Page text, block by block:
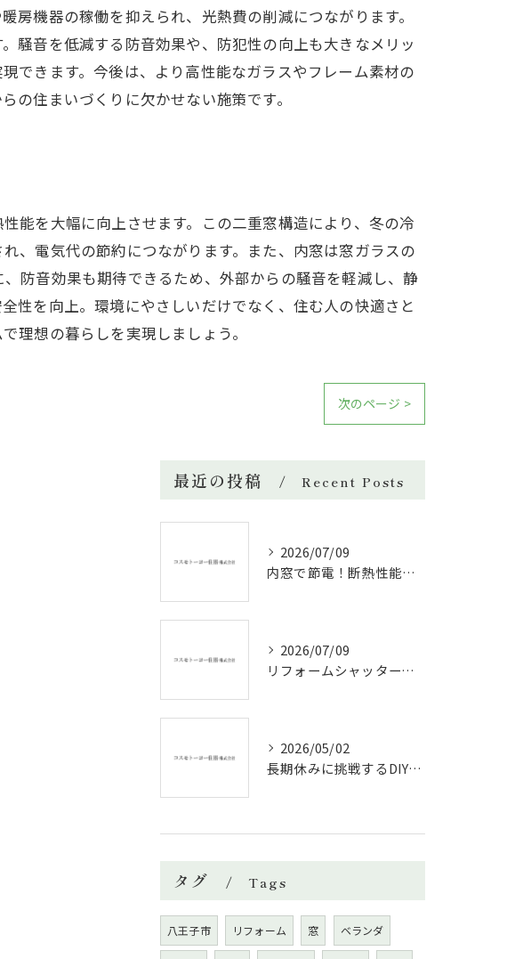
機器の稼働を抑えられ、光熱費の削減につながります。
騒音を低減する防音効果や、防犯性の向上も大きなメリッ
できます。今後は、より高性能なガラスやフレーム素材の
の住まいづくりに欠かせない施策です。
能を大幅に向上させます。この二重窓構造により、冬の冷
、電気代の節約につながります。また、内窓は窓ガラスの
防音効果も期待できるため、外部からの騒音を軽減し、静
性を向上。環境にやさしいだけでなく、住む人の快適さと
理想の暮らしを実現しましょう。
次のページ >
最近の投稿 Recent Posts
2026/07/09
内窓で節電！断熱性能と補助金活用法
2026/07/09
リフォームシャッターで叶える台風対策の効果的方法
2026/05/02
長期休みに挑戦するDIYリフォームの極意
タグ Tags
八王子市 リフォーム 窓 ベランダ